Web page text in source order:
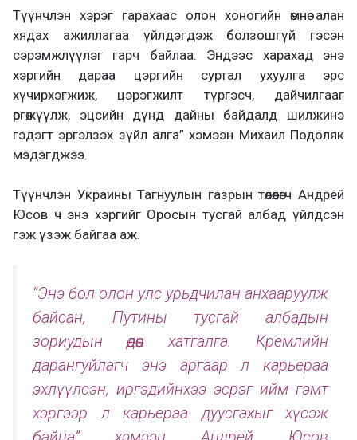
Түүнчлэн хэрэг гарахаас олон хоногийн өмнө алан
хядах ажиллагаа үйлдэгдэж болзошгүй гэсэн
сэрэмжлүүлэг гарч байлаа. Эндээс харахад энэ
хэргийн дараа цэргийн суртал ухуулга эрс
хүчирхэгжиж, цэрэгжилт түргэсч, дайчилгааг
өргөжүүлж, эцсийн дүнд дайны байдалд шилжинэ
гэдэгт эргэлзэх зүйл алга” хэмээн Михаил Подоляк
мэдэгджээ.
Түүнчлэн Украины Тагнуулын газрын төлөөлөгч Андрей
Юсов ч энэ хэргийг Оросын тусгай албад үйлдсэн
гэж үзэж байгаа аж.
“Энэ бол олон улс урьдчилан анхааруулж
байсан, Путины тусгай албадын
зориудын өдөөн хатгалга. Кремлийн
дарангуйлагч энэ аргаар л карьераа
эхлүүлсэн, иргэдийнхээ эсрэг ийм гэмт
хэргээр л карьераа дуусгахыг хүсэж